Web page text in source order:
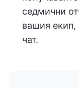
седмични
вашия екип,
чат.